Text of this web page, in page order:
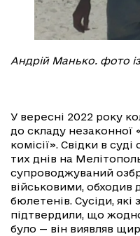
Андрій Манько. фото
У вересні 2022 року
до складу незаконної
комісії». Свідки в
тих днів на
супроводжуваний
військовими, обходив
бюлетенів. Сусіди, які
підтвердили, що
було — він виявляв